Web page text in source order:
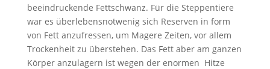
beeindruckende Fettschwanz. Für die Steppentiere
war es überlebensnotwenig sich Reserven in form
von Fett anzufressen, um Magere Zeiten, vor allem
Trockenheit zu überstehen. Das Fett aber am ganzen
Körper anzulagern ist wegen der enormen Hitze